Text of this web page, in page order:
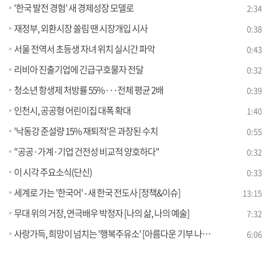
'한국 발전 경험' 새 경제성장 모델로 2:34
재정부, 외환시장 쏠림 땐 시장개입 시사 0:38
서울 전역서 초등생 자녀 위치 실시간 파악 0:43
리비아 진출기업에 긴급구호물자 전달 0:32
청소년 항생제 처방률 55%···전체 평균 2배 0:39
인천시, 공공형 어린이집 대폭 확대 1:40
'낙동강 준설량 15% 재퇴적'은 과장된 수치 0:55
"공공·가계·기업 건전성 비교적 양호하다" 0:32
이 시각 주요소식(단신) 0:33
세계로 가는 '한국어' - 새 한국 전도사 [정책&이슈] 13:15
무대 위의 거장, 연극배우 박정자 [나의 삶, 나의 예술] 7:32
사랑가득, 희망이 넘치는 '행복주유소' [아름다운 기부 나누는 세상] 6:06